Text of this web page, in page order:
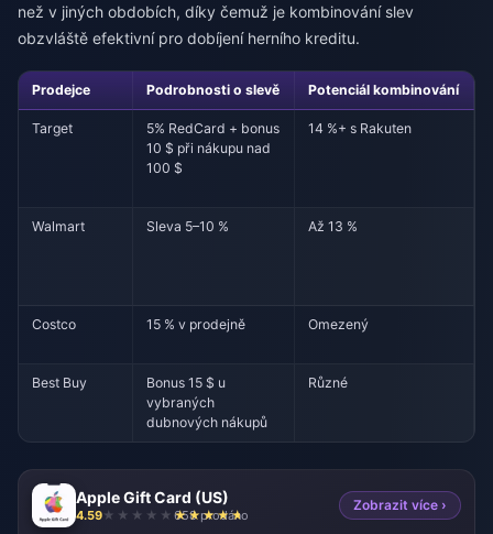
než v jiných obdobích, díky čemuž je kombinování slev
obzvláště efektivní pro dobíjení herního kreditu.
Prodejce Podrobnosti o slevě Potenciál kombinování
Target
5% RedCard + bonus
10 $ při nákupu nad
100 $
14 %+ s Rakuten
Walmart Sleva 5–10 % Až 13 %
Costco 15 % v prodejně Omezený
Best Buy
Bonus 15 $ u
vybraných
dubnových nákupů
Různé
Apple Gift Card (US)
4.59 658 prodáno
Zobrazit více ›